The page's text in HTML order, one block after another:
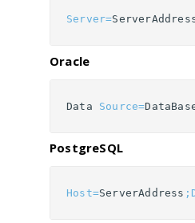
Server=
Oracle
Data Source=
PostgreSQL
Host=ServerAddress ;